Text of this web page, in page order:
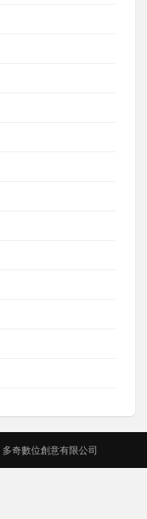
多奇數位創意有限公司